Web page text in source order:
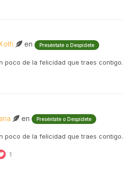
en Preséntate o Despídete
poco de la felicidad que traes contigo.
en Preséntate o Despídete
poco de la felicidad que traes contigo.
1